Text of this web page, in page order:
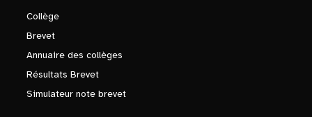
Collège
Brevet
Annuaire des collèges
Résultats Brevet
Simulateur note brevet